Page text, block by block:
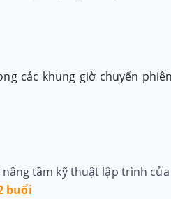
các khung giờ chuyển
tầm kỹ thuật lập trình
buổi